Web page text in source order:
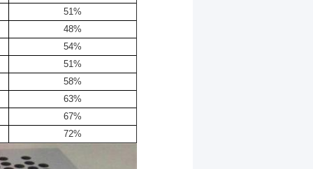
51%
48%
54%
51%
58%
63%
67%
72%